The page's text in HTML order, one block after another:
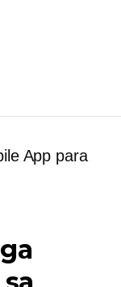
App para